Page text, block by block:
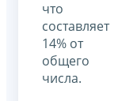
что
составляет
14% от
общего
числа.